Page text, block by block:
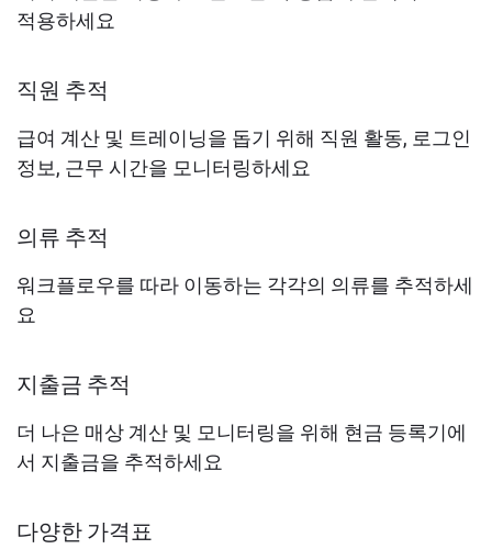
적용하세요
직원 추적
급여 계산 및 트레이닝을 돕기 위해 직원 활동, 로그인
정보, 근무 시간을 모니터링하세요
의류 추적
워크플로우를 따라 이동하는 각각의 의류를 추적하세
요
지출금 추적
더 나은 매상 계산 및 모니터링을 위해 현금 등록기에
서 지출금을 추적하세요
다양한 가격표